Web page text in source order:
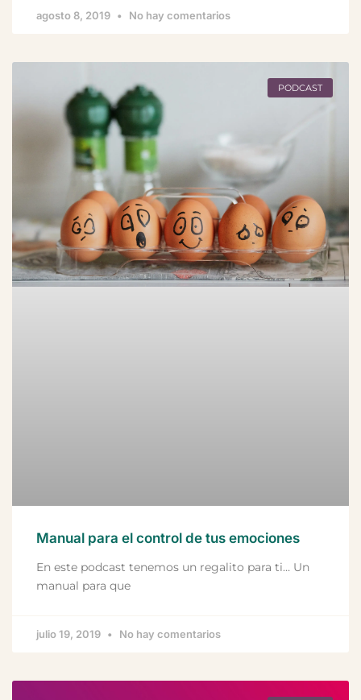
agosto 8, 2019 No hay comentarios
PODCAST
Manual para el control de tus emociones
En este podcast tenemos un regalito para ti… Un
manual para que
julio 19, 2019 No hay comentarios